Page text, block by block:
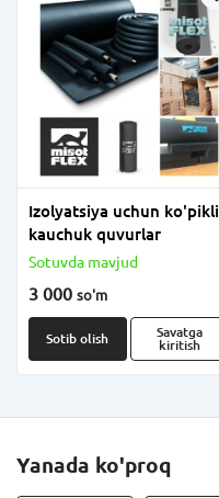
Izolyatsiya uchun ko'pikli
kauchuk quvurlar
Sotuvda mavjud
3 000 so'm
Sotib olish
Savatga
kiritish
Yanada ko'proq